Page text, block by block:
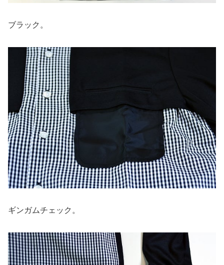
ブラック。
ギンガムチェック。